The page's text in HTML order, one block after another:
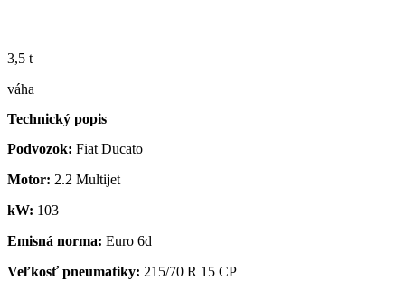
3,5 t
váha
Technický popis
Podvozok: Fiat Ducato
Motor: 2.2 Multijet
kW: 103
Emisná norma: Euro 6d
Veľkosť pneumatiky: 215/70 R 15 CP